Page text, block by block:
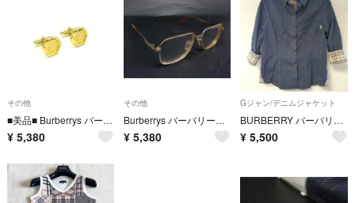
その他
■美品■ Burberrys バーバリーズ カフスボタン カフリンクス アクセサリー メンズ ゴールド系 DP4231
¥ 5,380
その他
Burberrys バーバリーズ 55□16-140 度入り サングラス 眼鏡 メガネ ゴールド系×クリア DP3816
¥ 5,380
Gジャン/デニムジャケット
BURBERRY バーバリー 七分袖シャツ デニム ノバチェック切替 UK8
¥ 5,500